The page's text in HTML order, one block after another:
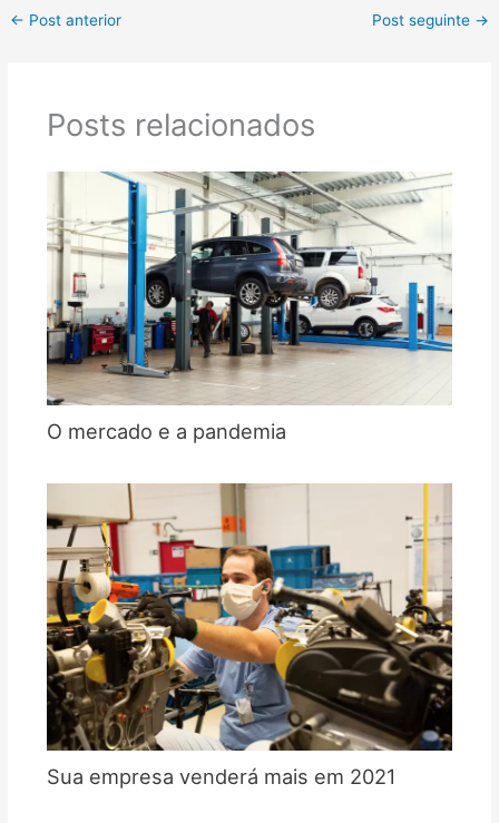
← Post anterior Post seguinte →
Posts relacionados
O mercado e a pandemia
Sua empresa venderá mais em 2021